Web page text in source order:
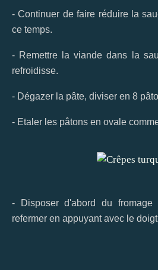
- Continuer de faire réduire la
ce temps.
- Remettre la viande dans la
refroidisse.
- Dégazer la pâte, diviser en 8
- Etaler les pâtons en ovale
- Disposer d'abord du
refermer en appuyant avec le